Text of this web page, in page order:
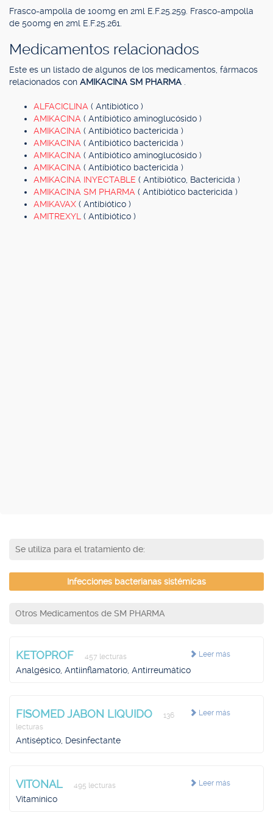
Frasco-ampolla de 100mg en 2ml E.F.25.259. Frasco-ampolla
de 500mg en 2ml E.F.25.261.
Medicamentos relacionados
Este es un listado de algunos de los medicamentos, fármacos
relacionados con AMIKACINA SM PHARMA
ALFACICLINA ( Antibiótico )
AMIKACINA ( Antibiótico aminoglucósido )
AMIKACINA ( Antibiótico bactericida )
AMIKACINA ( Antibiótico bactericida )
AMIKACINA ( Antibiótico aminoglucósido )
AMIKACINA ( Antibiótico bactericida )
AMIKACINA INYECTABLE ( Antibiótico, Bactericida )
AMIKACINA SM PHARMA ( Antibiótico bactericida )
AMIKAVAX ( Antibiótico )
AMITREXYL ( Antibiótico )
Se utiliza para el tratamiento de:
Infecciones bacterianas sistémicas
Otros Medicamentos de SM PHARMA
Leer más
KETOPROF 457 lecturas
Analgésico, Antiinflamatorio, Antirreumático
Leer más
FISOMED JABON LIQUIDO
136
lecturas
Antiséptico, Desinfectante
Leer más
VITONAL 495 lecturas
Vitamínico